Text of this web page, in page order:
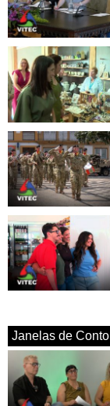
Janelas de Conto